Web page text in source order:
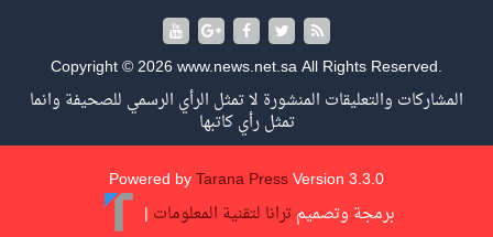
Copyright © 2026 www.news.net.sa All Rights Reserved.
المشاركات والتعليقات المنشورة لا تمثل الرأي الرسمي للصحيفة وانما
تمثل رأي كاتبها
Powered byTarana PressVersion 3.3.0
برمجة وتصميمترانا لتقنية المعلومات |